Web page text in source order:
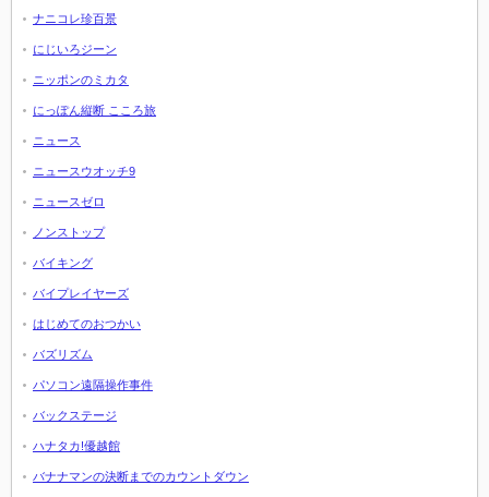
ナニコレ珍百景
にじいろジーン
ニッポンのミカタ
にっぽん縦断 こころ旅
ニュース
ニュースウオッチ9
ニュースゼロ
ノンストップ
バイキング
バイプレイヤーズ
はじめてのおつかい
バズリズム
パソコン遠隔操作事件
バックステージ
ハナタカ!優越館
バナナマンの決断までのカウントダウン